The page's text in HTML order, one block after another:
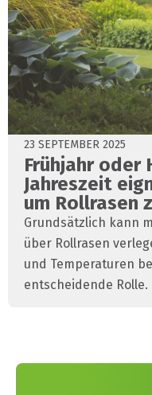
23 SEPTEMBER 2025
Frühjahr oder
Jahreszeit
um Rollrasen
Grundsätzlich kann
über Rollrasen
und Temperaturen
entscheidende